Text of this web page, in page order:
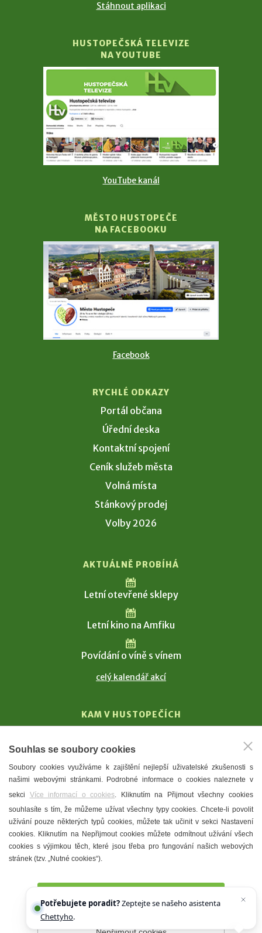
Stáhnout aplikaci
HUSTOPEČSKÁ TELEVIZE
NA YOUTUBE
YouTube kanál
MĚSTO HUSTOPEČE
NA FACEBOOKU
Facebook
RYCHLÉ ODKAZY
Portál občana
Úřední deska
Kontaktní spojení
Ceník služeb města
Volná místa
Stánkový prodej
Volby 2026
AKTUÁLNĚ PROBÍHÁ
Letní otevřené sklepy
Letní kino na Amfiku
Povídání o víně s vínem
celý kalendář akcí
KAM V HUSTOPEČÍCH
T. G. Masaryk
Mandloně
Ubytování
Restaurace
Městské muzeum a galerie
Denní meníčka
Souhlas se soubory cookies
Soubory cookies využíváme k zajištění nejlepší uživatelské zkušenosti s
našimi webovými stránkami. Podrobné informace o cookies naleznete v
sekci Více informací o cookies. Kliknutím na Přijmout všechny cookies
souhlasíte s tím, že můžeme užívat všechny typy cookies. Chcete-li povolit
užívání pouze některých typů cookies, můžete tak učinit v sekci Nastavení
cookies. Kliknutím na Nepřijmout cookies můžete odmítnout užívání všech
cookies s výjimkou těch, které jsou třeba pro fungování našich webových
stránek (tzv. „Nutné cookies“).
Potřebujete poradit?Zeptejte se našeho asistenta
Chettyho.